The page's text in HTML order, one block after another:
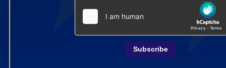
Subscribe